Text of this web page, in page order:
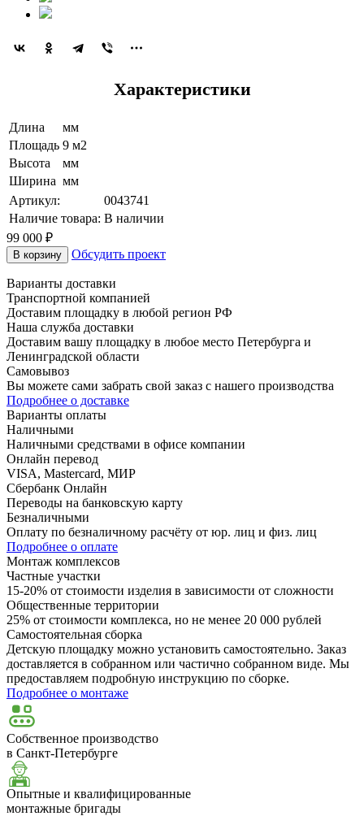
Характеристики
Длина
мм
Площадь 9 м2
Высота
мм
Ширина мм
Артикул:
0043741
Наличие товара: В наличии
99 000 ₽
В корзину Обсудить проект
Варианты доставки
Транспортной компанией
Доставим площадку в любой регион РФ
Наша служба доставки
Доставим вашу площадку в любое место Петербурга и
Ленинградской области
Самовывоз
Вы можете сами забрать свой заказ с нашего производства
Подробнее о доставке
Варианты оплаты
Наличными
Наличными средствами в офисе компании
Онлайн перевод
VISA, Mastercard, МИР
Сбербанк Онлайн
Переводы на банковскую карту
Безналичными
Оплату по безналичному расчёту от юр. лиц и физ. лиц
Подробнее о оплате
Монтаж комплексов
Частные участки
15-20% от стоимости изделия в зависимости от сложности
Общественные территории
25% от стоимости комплекса, но не менее 20 000 рублей
Самостоятельная сборка
Детскую площадку можно установить самостоятельно. Заказ
доставляется в собранном или частично собранном виде. Мы
предоставляем подробную инструкцию по сборке.
Подробнее о монтаже
Собственное производство
в Санкт-Петербурге
Опытные и квалифицированные
монтажные бригады